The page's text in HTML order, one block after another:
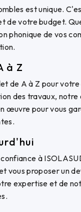
est unique.
de votre budget.
de vos
à Z
de A à Z pour
des travaux, notre
œuvre pour vous
à
vous proposer un
expertise et de